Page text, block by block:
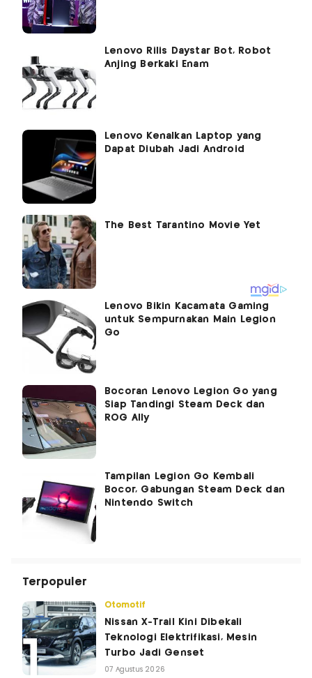
Lenovo Rilis Daystar Bot, Robot
Anjing Berkaki Enam
Lenovo Kenalkan Laptop yang
Dapat Diubah Jadi Android
Lenovo Bikin Kacamata Gaming
untuk Sempurnakan Main Legion
Go
Bocoran Lenovo Legion Go yang
Siap Tandingi Steam Deck dan
ROG Ally
Tampilan Legion Go Kembali
Bocor, Gabungan Steam Deck dan
Nintendo Switch
Terpopuler
Otomotif
Nissan X-Trail Kini Dibekali
Teknologi Elektrifikasi, Mesin
Turbo Jadi Genset
07 Agustus 2026